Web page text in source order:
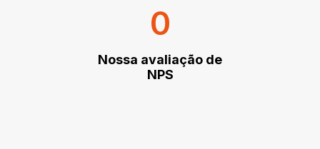
0
Nossa avaliação de
NPS